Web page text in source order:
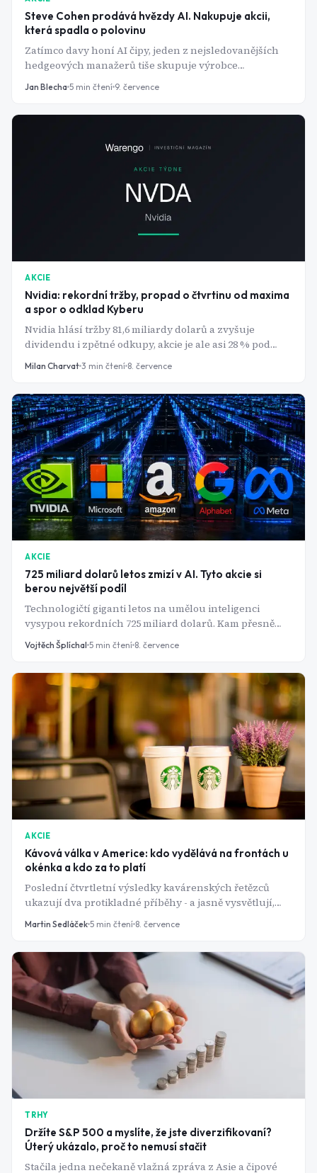
Steve Cohen prodává hvězdy AI. Nakupuje akcii,
která spadla o polovinu
Zatímco davy honí AI čipy, jeden z nejsledovanějších
hedgeových manažerů tiše skupuje výrobce
zdravotnických přístrojů, jehož akcie se propadly z
Jan Blecha 5 min čtení 9. července
AKCIE
Nvidia: rekordní tržby, propad o čtvrtinu od maxima
a spor o odklad Kyberu
Nvidia hlásí tržby 81,6 miliardy dolarů a zvyšuje
dividendu i zpětné odkupy, akcie je ale asi 28 % pod
květnovým maximem. Trh teď řeší, zda je to příležitost,
Milan Charvat 3 min čtení 8. července
AKCIE
725 miliard dolarů letos zmizí v AI. Tyto akcie si
berou největší podíl
Technologičtí giganti letos na umělou inteligenci
vysypou rekordních 725 miliard dolarů. Kam přesně
peníze putují a kdo díky nim reálně bohatne?
Vojtěch Šplíchal 5 min čtení 8. července
AKCIE
Kávová válka v Americe: kdo vydělává na frontách u
okénka a kdo za to platí
Poslední čtvrtletní výsledky kavárenských řetězců
ukazují dva protikladné příběhy - a jasně vysvětlují,
proč trh odměňuje jednu firmu a trestá druhou.
Martin Sedláček 5 min čtení 8. července
TRHY
Držíte S&P 500 a myslíte, že jste diverzifikovaní?
Úterý ukázalo, proč to nemusí stačit
Stačila jedna nečekaně vlažná zpráva z Asie a čipové